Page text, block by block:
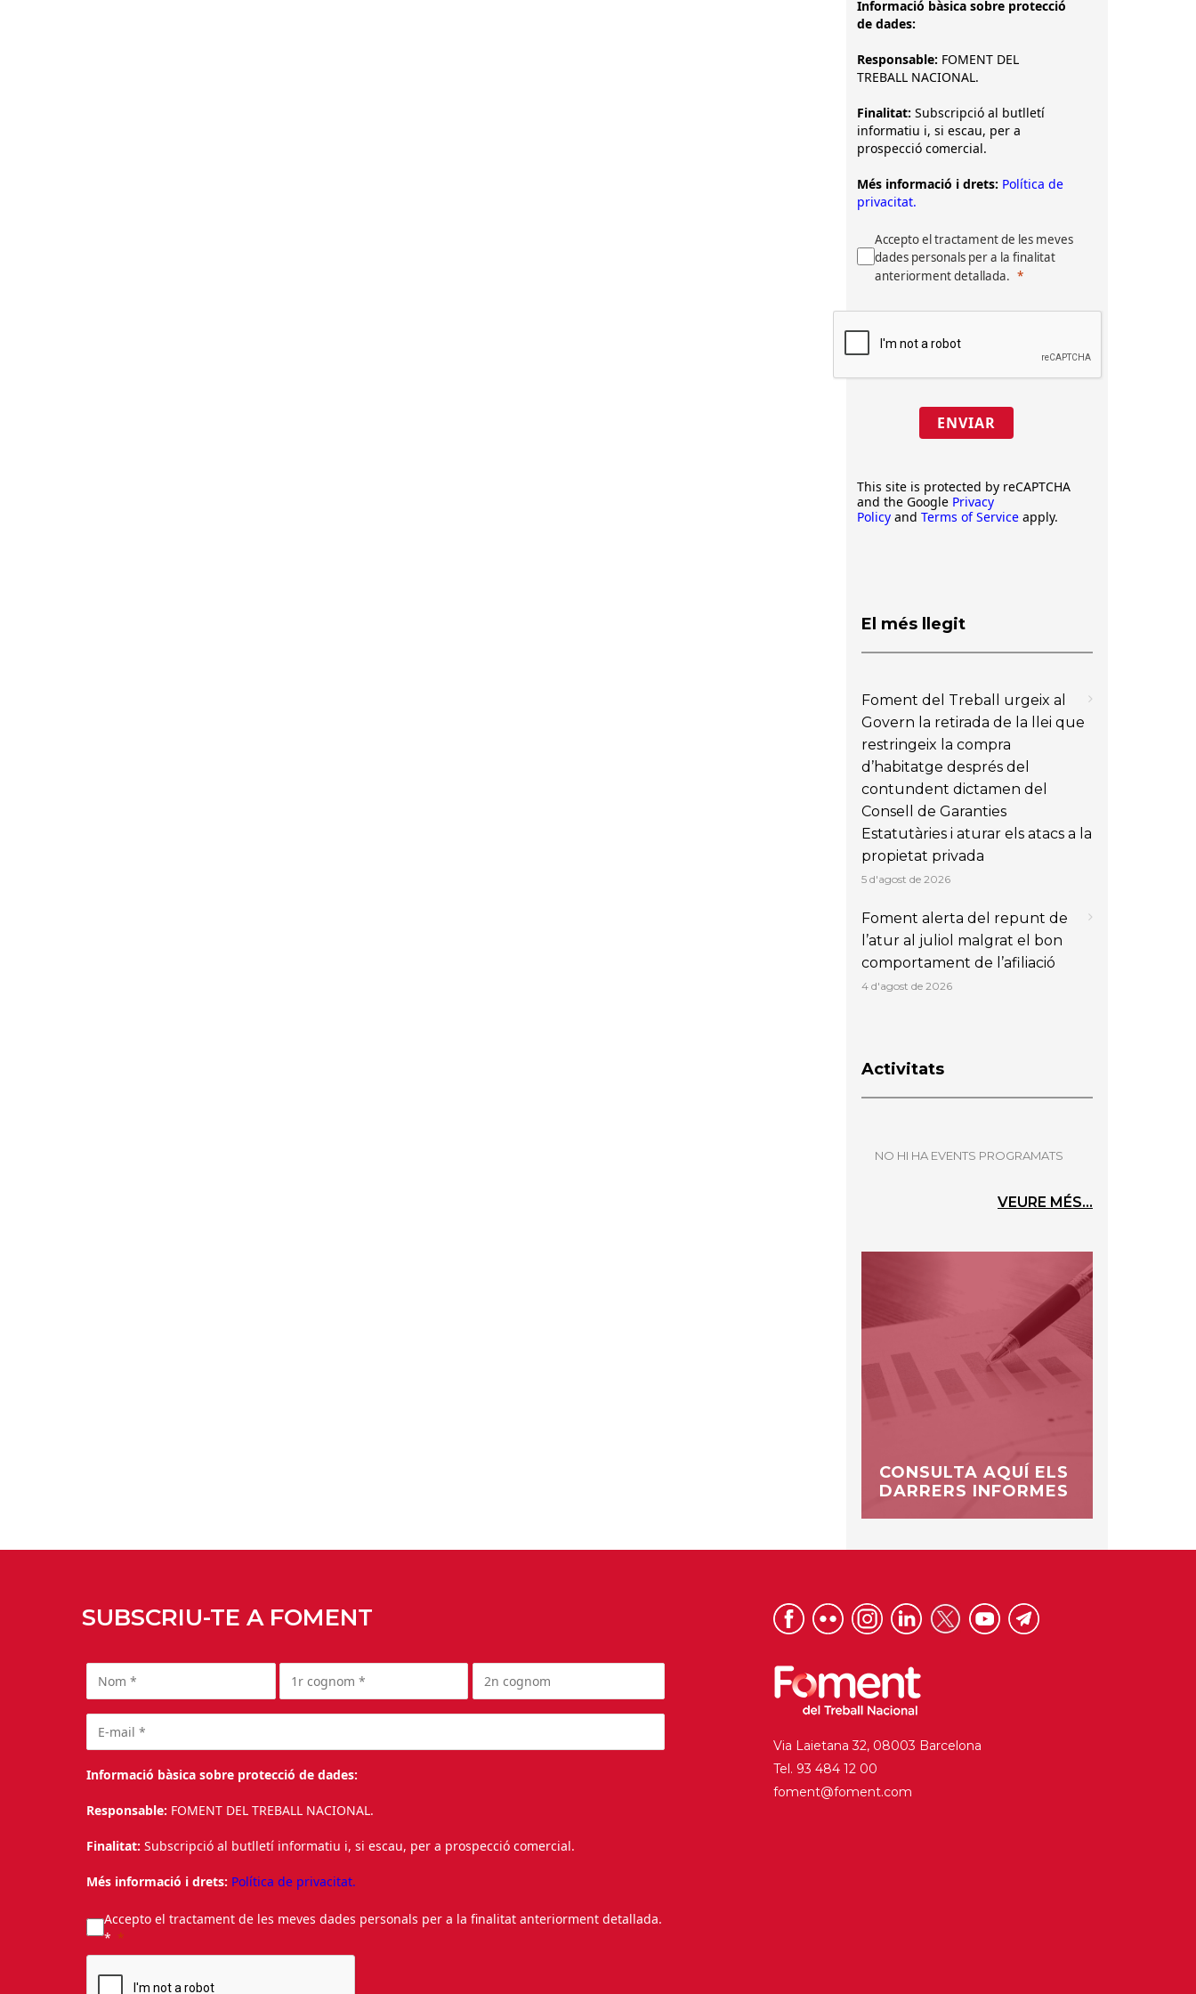
Informació bàsica sobre protecció
de dades:
Responsable: FOMENT DEL
TREBALL NACIONAL.
Finalitat: Subscripció al butlletí
informatiu i, si escau, per a
prospecció comercial.
Més informació i drets: Política de
privacitat.
Accepto el tractament de les meves
dades personals per a la finalitat
anteriorment detallada.
ENVIAR
This site is protected by reCAPTCHA
and the Google Privacy
Policy and Terms of Service apply.
El més llegit
Foment del Treball urgeix al
Govern la retirada de la llei que
restringeix la compra
d’habitatge després del
contundent dictamen del
Consell de Garanties
Estatutàries i aturar els atacs a la
propietat privada
5 d'agost de 2026
Foment alerta del repunt de
l’atur al juliol malgrat el bon
comportament de l’afiliació
4 d'agost de 2026
Activitats
NO HI HA EVENTS PROGRAMATS
VEURE MÉS...
CONSULTA AQUÍ ELS
DARRERS INFORMES
SUBSCRIU-TE A FOMENT
Informació bàsica sobre protecció de dades:
Responsable: FOMENT DEL TREBALL NACIONAL.
Finalitat: Subscripció al butlletí informatiu i, si escau, per a prospecció comercial.
Més informació i drets: Política de privacitat.
Accepto el tractament de les meves dades personals per a la finalitat anteriorment detallada.
*
Via Laietana 32, 08003 Barcelona
Tel. 93 484 12 00
foment@foment.com